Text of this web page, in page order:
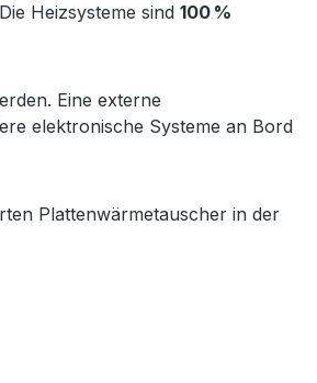
Heizsysteme sind 100 %
Eine externe
elektronische Systeme an Bord
Plattenwärmetauscher in der